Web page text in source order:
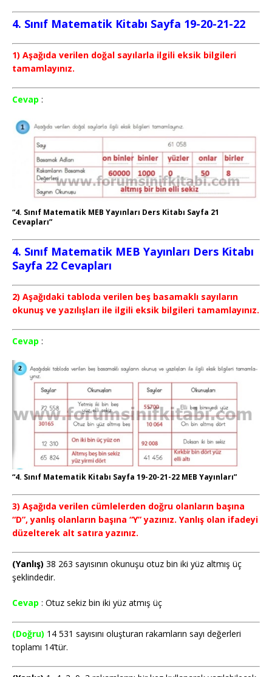
4. Sınıf Matematik Kitabı Sayfa 19-20-21-22
1) Aşağıda verilen doğal sayılarla ilgili eksik bilgileri
tamamlayınız.
Cevap :
“4. Sınıf Matematik MEB Yayınları Ders Kitabı Sayfa 21
Cevapları”
4. Sınıf Matematik MEB Yayınları Ders Kitabı
Sayfa 22 Cevapları
2) Aşağıdaki tabloda verilen beş basamaklı sayıların
okunuş ve yazılışları ile ilgili eksik bilgileri tamamlayınız.
Cevap :
“4. Sınıf Matematik Kitabı Sayfa 19-20-21-22 MEB Yayınları”
3) Aşağıda verilen cümlelerden doğru olanların başına
“D”, yanlış olanların başına “Y” yazınız. Yanlış olan ifadeyi
düzelterek alt satıra yazınız.
(Yanlış) 38 263 sayısının okunuşu otuz bin iki yüz altmış üç
şeklindedir.
Cevap : Otuz sekiz bin iki yüz atmış üç
(Doğru) 14 531 sayısını oluşturan rakamların sayı değerleri
toplamı 14’tür.